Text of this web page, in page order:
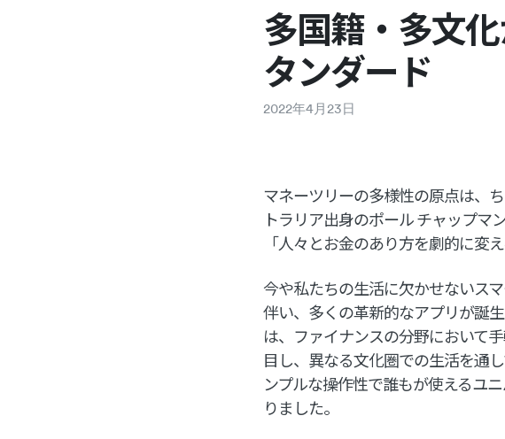
多国籍・多文
タンダード
2022年4月 23日
マネーツリーの多様性の原点は、
トラリア出身のポール チャップマ
「人々とお金のあり方を劇的に変
今や私たちの生活に欠かせないス
伴い、多くの革新的なアプリが誕
は、ファイナンスの分野において
目し、異なる文化圏での生活を通
ンプルな操作性で誰もが使えるユ
りました。